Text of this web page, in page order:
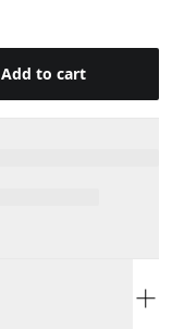
Add to cart